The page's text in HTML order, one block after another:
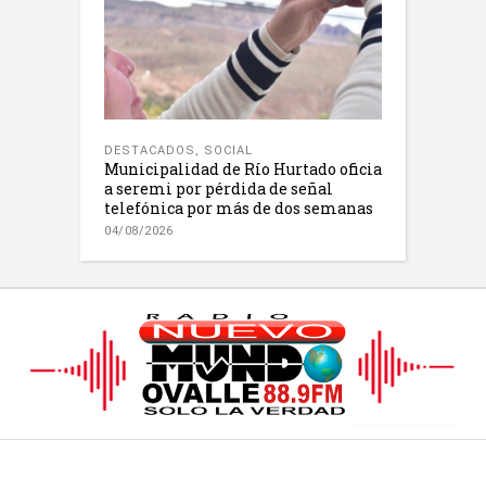
DESTACADOS , SOCIAL
Municipalidad de Río Hurtado oficia
a seremi por pérdida de señal
telefónica por más de dos semanas
04/08/2026